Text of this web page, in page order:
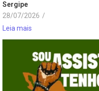
Sergipe
28/07/2026 /
Leia mais